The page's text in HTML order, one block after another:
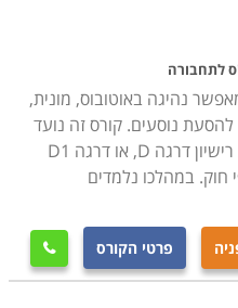
הכשרה מיוחדת בבתי
באמצעות טיס
הם טייסים מוסמכים
בפני גברים ונשים ללא כל
במבחן ומקבלים
שמבקשים לעסוק בתחום
של טייסי ריסוס, טייסי
לתחבורה
נהיגה באוטובוס, מונית,
להסעת נוסעים. קורס זה נועד
למעוניינים בהשגת רישיון דרגה D, או דרגה D1
חוק. במהלכו נלמדים
פרטי הקורס 